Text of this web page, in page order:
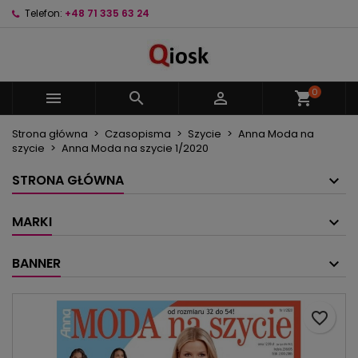
Telefon: +48 71 335 63 24
   shopping_cart0
Strona główna Czasopisma Szycie
Anna Moda na
szycie
Anna Moda na szycie 1/2020
STRONA GŁÓWNA
MARKI
BANNER
favorite_border
Nazwa listy życzeń
Anuluj
Musisz być zalogowany by zapisać produkty na
swojej liście życzeń.
Anuluj Zaloguj się